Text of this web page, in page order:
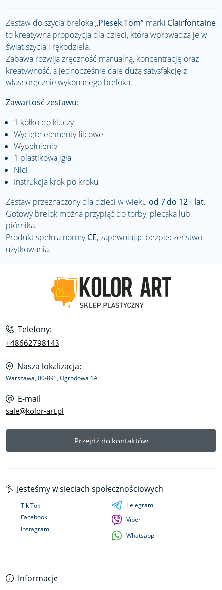
Zestaw do szycia breloka„Piesek Tom” marki Clairfontaine
to kreatywna propozycja dla dzieci, która wprowadza je w
świat szycia i rękodzieła.
Zabawa rozwija zręczność manualną, koncentrację oraz
kreatywność, a jednocześnie daje dużą satysfakcję z
własnoręcznie wykonanego breloka.
Zawartość zestawu:
1 kółko do kluczy
Wycięte elementy filcowe
Wypełnienie
1 plastikowa igła
Nici
Instrukcja krok po kroku
Zestaw przeznaczony dla dzieci w wieku od 7 do 12+ lat.
Gotowy brelok można przypiąć do torby, plecaka lub
piórnika.
Produkt spełnia normyCE, zapewniając bezpieczeństwo
użytkowania.
Telefony:
+48662798143
Nasza lokalizacja:
Warszawa, 00-893, Ogrodowa 1A
E-mail
sale@kolor-art.pl
Przejdź do kontaktów
Informacje
Jesteśmy w sieciach społecznościowych
Tik Tok
Facebook
Instagram
Telegram
Viber
Whatsapp